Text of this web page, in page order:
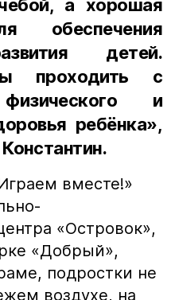
а хорошая
обеспечения
детей.
проходить с
и
ребёнка»,
вместе!»
«Островок»,
«Добрый»,
подростки не
воздухе, на